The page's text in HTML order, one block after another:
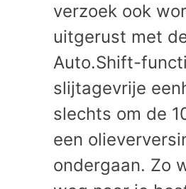
verzoek ook
uitgerust met
Auto.Shift-
slijtagevrije
slechts om de
een
ondergaan. Zo